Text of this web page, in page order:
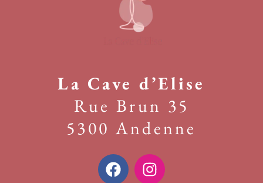
La Cave d’Elise
Rue Brun 35
5300 Andenne